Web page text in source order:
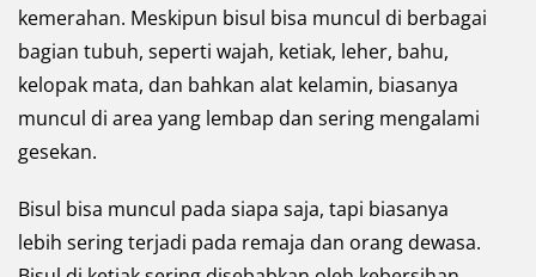
kemerahan. Meskipun bisul bisa muncul di berbagai
bagian tubuh, seperti wajah, ketiak, leher, bahu,
kelopak mata, dan bahkan alat kelamin, biasanya
muncul di area yang lembap dan sering mengalami
gesekan.
Bisul bisa muncul pada siapa saja, tapi biasanya
lebih sering terjadi pada remaja dan orang dewasa.